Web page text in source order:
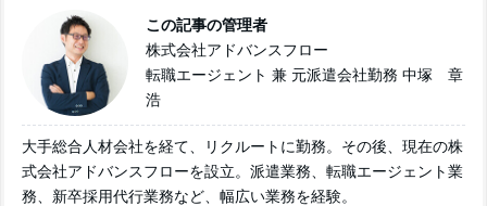
この記事の管理者
株式会社アドバンスフロー
転職エージェント 兼 元派遣会社勤務 中塚 章
浩
大手総合人材会社を経て、リクルートに勤務。その後、現在の株
式会社アドバンスフローを設立。派遣業務、転職エージェント業
務、新卒採用代行業務など、幅広い業務を経験。